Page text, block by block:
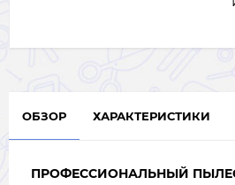
ОБЗОР ХАРАКТЕРИСТИКИ
ПРОФЕССИОНАЛЬНЫЙ